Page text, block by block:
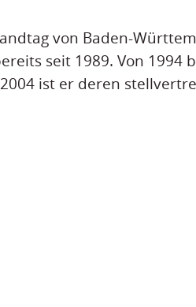
von Baden-
seit 1989. Von 1994
ist er deren